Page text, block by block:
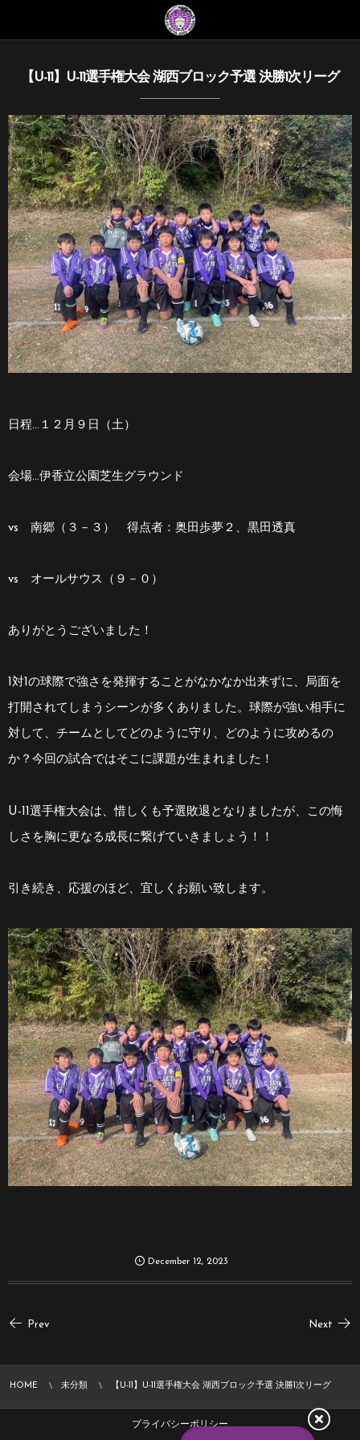
【U-11】U-11選手権大会 湖西ブロック予選 決勝1次リーグ
日程…１２月９日（土）
会場…伊香立公園芝生グラウンド
vs 南郷（３－３） 得点者：奥田歩夢２、黒田透真
vs オールサウス（９－０）
ありがとうございました！
1対1の球際で強さを発揮することがなかなか出来ずに、局面を
打開されてしまうシーンが多くありました。球際が強い相手に
対して、チームとしてどのように守り、どのように攻めるの
か？今回の試合ではそこに課題が生まれました！
U-11選手権大会は、惜しくも予選敗退となりましたが、この悔
しさを胸に更なる成長に繋げていきましょう！！
引き続き、応援のほど、宜しくお願い致します。
December 12, 2023
Prev Next
HOME 未分類 【U-11】U-11選手権大会 湖西ブロック予選 決勝1次リーグ
プライバシーポリシー